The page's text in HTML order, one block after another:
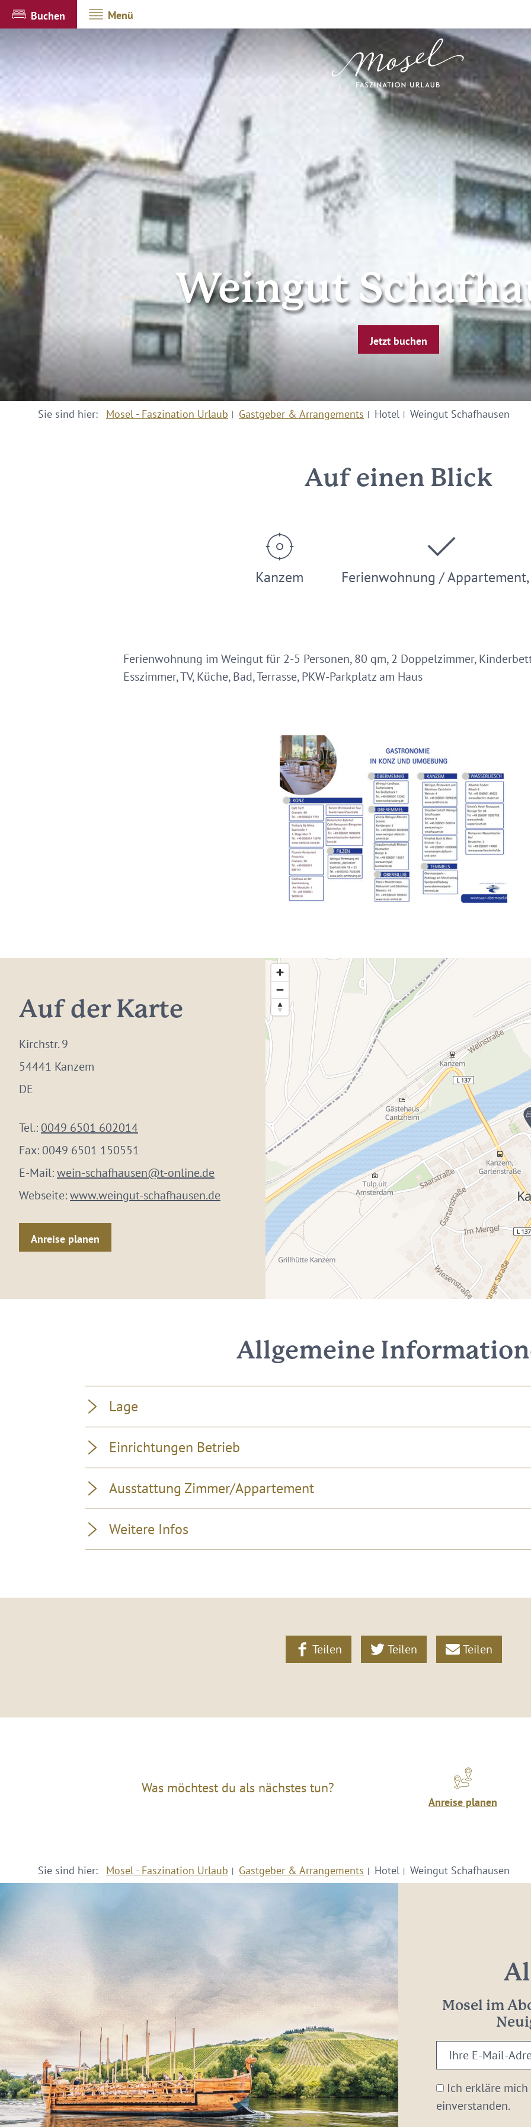
Buchen Menü
Weingut
Jetzt buchen
Sie sind hier: Mosel - Faszination Urlaub Gastgeber & Arrangements Hotel Weingut Schafhausen
Auf einen Blick
Kanzem Ferienwohnung /
Ferienwohnung im Weingut für 2-5 Personen, 80 qm, 2 Doppelzimmer,
Esszimmer, TV, Küche, Bad, Terrasse, PKW-Parkplatz am Haus
Auf der Karte
Kirchstr. 9
54441 Kanzem
DE
Tel.: 0049 6501 602014
Fax: 0049 6501 150551
E-Mail:wein-schafhausen@t-online.de
Webseite:www.weingut-schafhausen.de
Anreise planen
Allgemeine
Lage
Einrichtungen Betrieb
Ausstattung Zimmer/Appartement
Weitere Infos
Teilen Teilen Teilen
Was möchtest du als nächstes tun?
Anreise planen
Sie sind hier: Mosel - Faszination Urlaub Gastgeber & Arrangements Hotel Weingut Schafhausen
Mosel im
Ihre
E-
Mail-
Adresse:
Ich erkläre
einverstanden.